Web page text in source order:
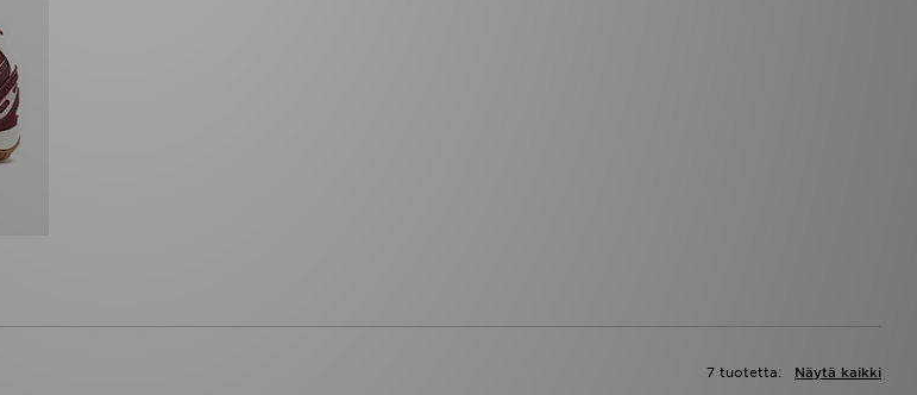
Näytä kaikki
7 tuotetta: